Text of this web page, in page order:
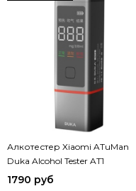
Алкотестер Xiaomi ATuMan
Duka Alcohol Tester AT1
1790 руб